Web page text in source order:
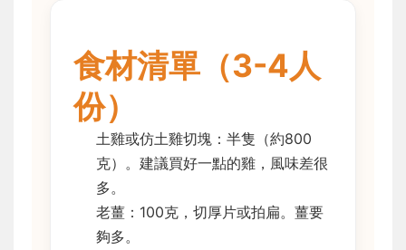
食材清單（3-4人
份）
土雞或仿土雞切塊：半隻（約800
克）。建議買好一點的雞，風味差很
多。
老薑：100克，切厚片或拍扁。薑要
夠多。